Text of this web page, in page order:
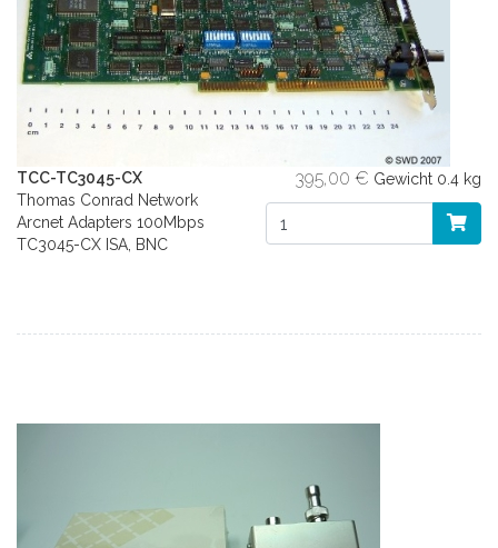
TCC-TC3045-CX
Thomas Conrad Network
Arcnet Adapters 100Mbps
TC3045-CX ISA, BNC
395,00 € Gewicht 0.4 kg